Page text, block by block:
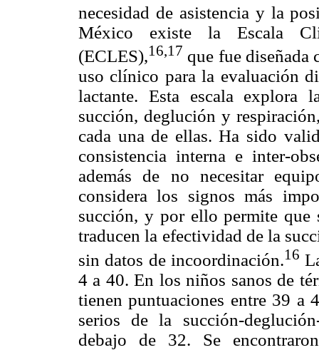
necesidad de asistencia y la
México existe la Escala
(ECLES),16,17 que fue diseñada
uso clínico para la evaluación
lactante. Esta escala explora
succión, deglución y
cada una de ellas. Ha sido
consistencia interna e inter-
además de no necesitar
considera los signos más
succión, y por ello permite que
traducen la efectividad de la
sin datos de incoordinación.16
4 a 40. En los niños sanos de
tienen puntuaciones entre 39 a
serios de la succión-
debajo de 32. Se